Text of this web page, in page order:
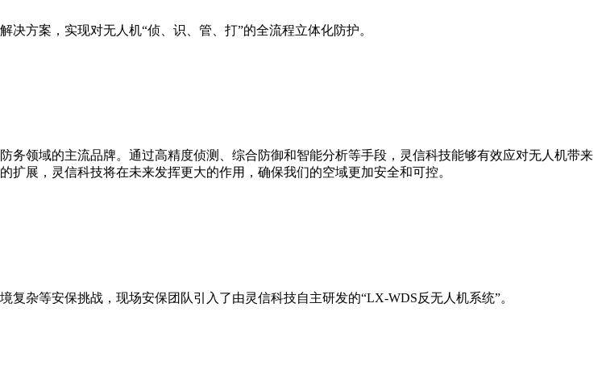
方案，实现对无人机“侦、识、管、打”的全流程立体化防护。
领域的主流品牌。通过高精度侦测、综合防御和智能分析等手段，灵信科技能够有效应对无人机带来
展，灵信科技将在未来发挥更大的作用，确保我们的空域更加安全和可控。
杂等安保挑战，现场安保团队引入了由灵信科技自主研发的“LX-WDS反无人机系统”。